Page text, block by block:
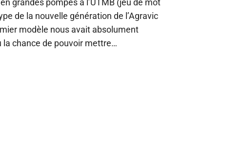
de la nouvelle génération de l’Agravic
modèle nous avait absolument
la chance de pouvoir mettre…